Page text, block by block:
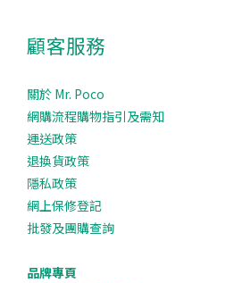
顧客服務
關於 Mr. Poco
網購流程購物指引及需知
運送政策
退換貨政策
隱私政策
網上保修登記
批發及團購查詢
品牌專頁